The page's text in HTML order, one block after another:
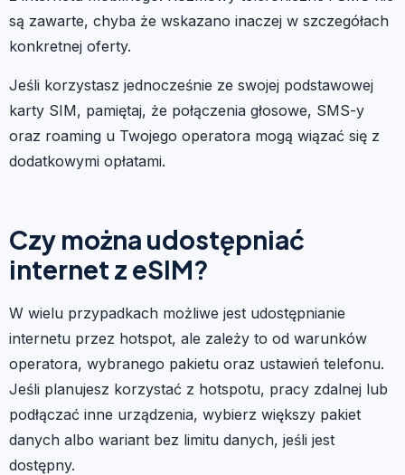
są zawarte, chyba że wskazano inaczej w szczegółach
konkretnej oferty.
Jeśli korzystasz jednocześnie ze swojej podstawowej
karty SIM, pamiętaj, że połączenia głosowe, SMS-y
oraz roaming u Twojego operatora mogą wiązać się z
dodatkowymi opłatami.
Czy można udostępniać
internet z eSIM?
W wielu przypadkach możliwe jest udostępnianie
internetu przez hotspot, ale zależy to od warunków
operatora, wybranego pakietu oraz ustawień telefonu.
Jeśli planujesz korzystać z hotspotu, pracy zdalnej lub
podłączać inne urządzenia, wybierz większy pakiet
danych albo wariant bez limitu danych, jeśli jest
dostępny.